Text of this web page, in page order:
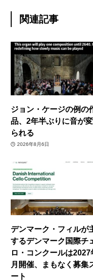
関連記事
ジョン・ケージの例の
品、2年半ぶりに音が変
られる
2026年8月6日
デンマーク・フィルが
するデンマーク国際チ
ロ・コンクールは2027
月開催、まもなく募集
ート